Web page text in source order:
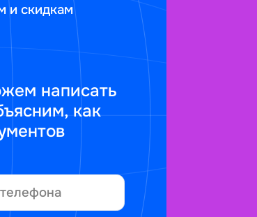
и скидкам
написать
как